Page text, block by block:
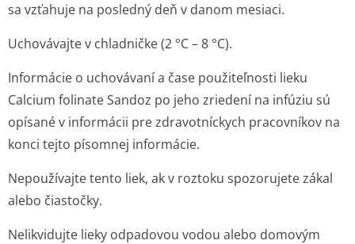
sa vzťahuje na posledný deň v danom mesiaci.
Uchovávajte v chladničke (2 °C – 8 °C).
Informácie o uchovávaní a čase použiteľnosti lieku
Calcium folinate Sandoz po jeho zriedení na infúziu sú
opísané v informácii pre zdravotníckych pracovníkov na
konci tejto písomnej informácie.
Nepoužívajte tento liek, ak v roztoku spozorujete zákal
alebo čiastočky.
Nelikvidujte lieky odpadovou vodou alebo domovým